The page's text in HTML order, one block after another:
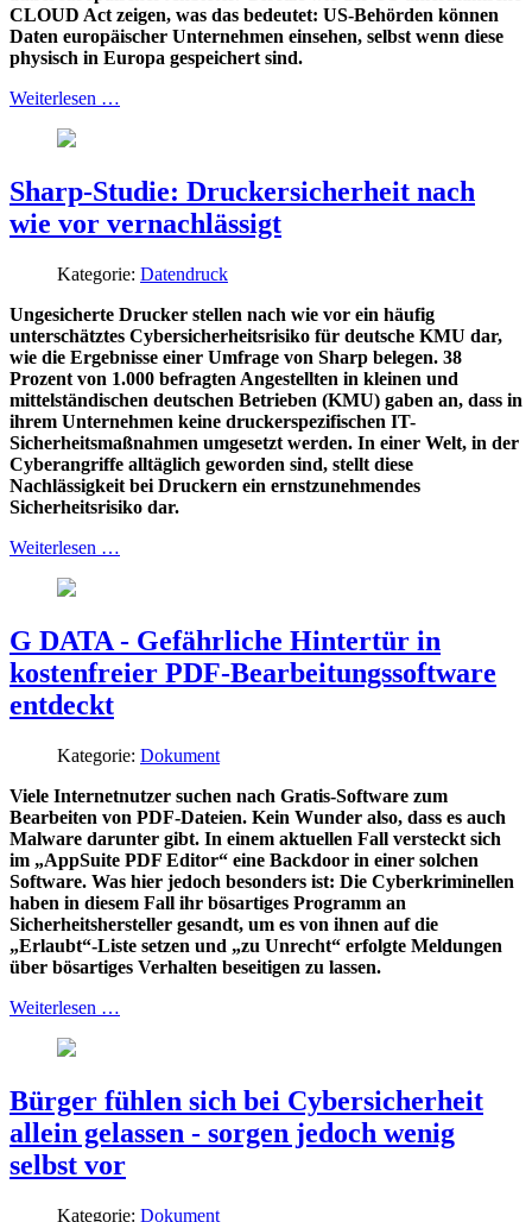
CLOUD Act zeigen, was das bedeutet: US-Behörden können
Daten europäischer Unternehmen einsehen, selbst wenn diese
physisch in Europa gespeichert sind.
Weiterlesen …
Sharp-Studie: Druckersicherheit nach
wie vor vernachlässigt
Kategorie: Datendruck
Ungesicherte Drucker stellen nach wie vor ein häufig
unterschätztes Cybersicherheitsrisiko für deutsche KMU dar,
wie die Ergebnisse einer Umfrage von Sharp belegen. 38
Prozent von 1.000 befragten Angestellten in kleinen und
mittelständischen deutschen Betrieben (KMU) gaben an, dass in
ihrem Unternehmen keine druckerspezifischen IT-
Sicherheitsmaßnahmen umgesetzt werden. In einer Welt, in der
Cyberangriffe alltäglich geworden sind, stellt diese
Nachlässigkeit bei Druckern ein ernstzunehmendes
Sicherheitsrisiko dar.
Weiterlesen …
G DATA - Gefährliche Hintertür in
kostenfreier PDF-Bearbeitungssoftware
entdeckt
Kategorie: Dokument
Viele Internetnutzer suchen nach Gratis-Software zum
Bearbeiten von PDF-Dateien. Kein Wunder also, dass es auch
Malware darunter gibt. In einem aktuellen Fall versteckt sich
im „AppSuite PDF Editor“ eine Backdoor in einer solchen
Software. Was hier jedoch besonders ist: Die Cyberkriminellen
haben in diesem Fall ihr bösartiges Programm an
Sicherheitshersteller gesandt, um es von ihnen auf die
„Erlaubt“-Liste setzen und „zu Unrecht“ erfolgte Meldungen
über bösartiges Verhalten beseitigen zu lassen.
Weiterlesen …
Bürger fühlen sich bei Cybersicherheit
allein gelassen - sorgen jedoch wenig
selbst vor
Kategorie: Dokument